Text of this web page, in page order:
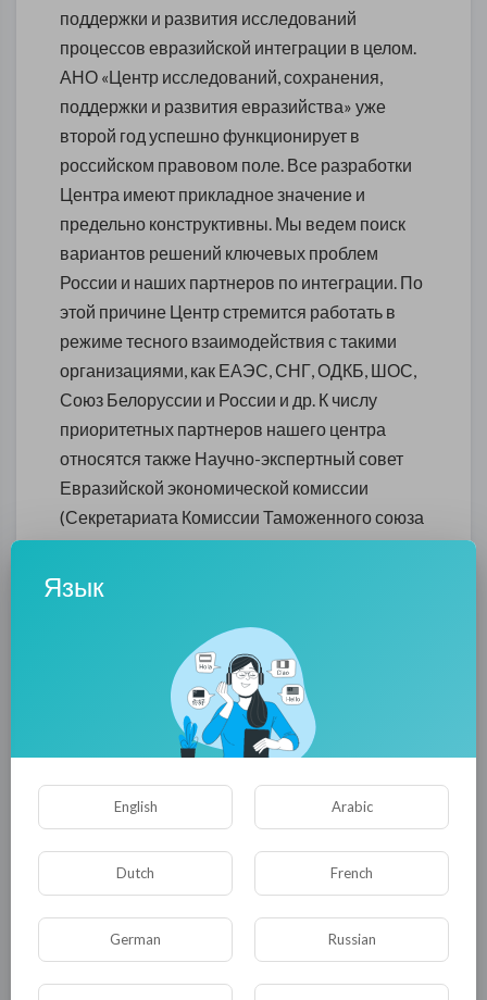
поддержки и развития исследований
процессов евразийской интеграции в целом.
АНО «Центр исследований, сохранения,
поддержки и развития евразийства» уже
второй год успешно функционирует в
российском правовом поле. Все разработки
Центра имеют прикладное значение и
предельно конструктивны. Мы ведем поиск
вариантов решений ключевых проблем
России и наших партнеров по интеграции. По
этой причине Центр стремится работать в
режиме тесного взаимодействия с такими
организациями, как ЕАЭС, СНГ, ОДКБ, ШОС,
Союз Белоруссии и России и др. К числу
приоритетных партнеров нашего центра
относятся также Научно-экспертный совет
Евразийской экономической комиссии
(Секретариата Комиссии Таможенного союза
Белоруссии, Казахстана и России),
философский, политологический и
Ломоносова, МГИМО — Университет МИД
России, Российский комитет защиты мира,
исполкомы ЕАЭС, ОДКБ, ШОС и СНГ,
профильные комитеты Государственной
думы и Совета Федерации, Академия
геополитических проблем, ряд региональных
администраций и институтов Российской
комплексным проблемам евразийской
экономической
интеграции,модернизации,конкурентоспособ
ности и устойчивому развитию
Язык
English Arabic
Dutch French
German Russian